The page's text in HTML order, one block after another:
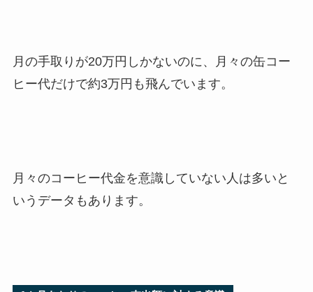
月の手取りが20万円しかないのに、月々 の缶コー
ヒー代だけで約3万円も飛んでいます。
月々のコーヒー代金を意識していない人は多いと
いうデータもあります。